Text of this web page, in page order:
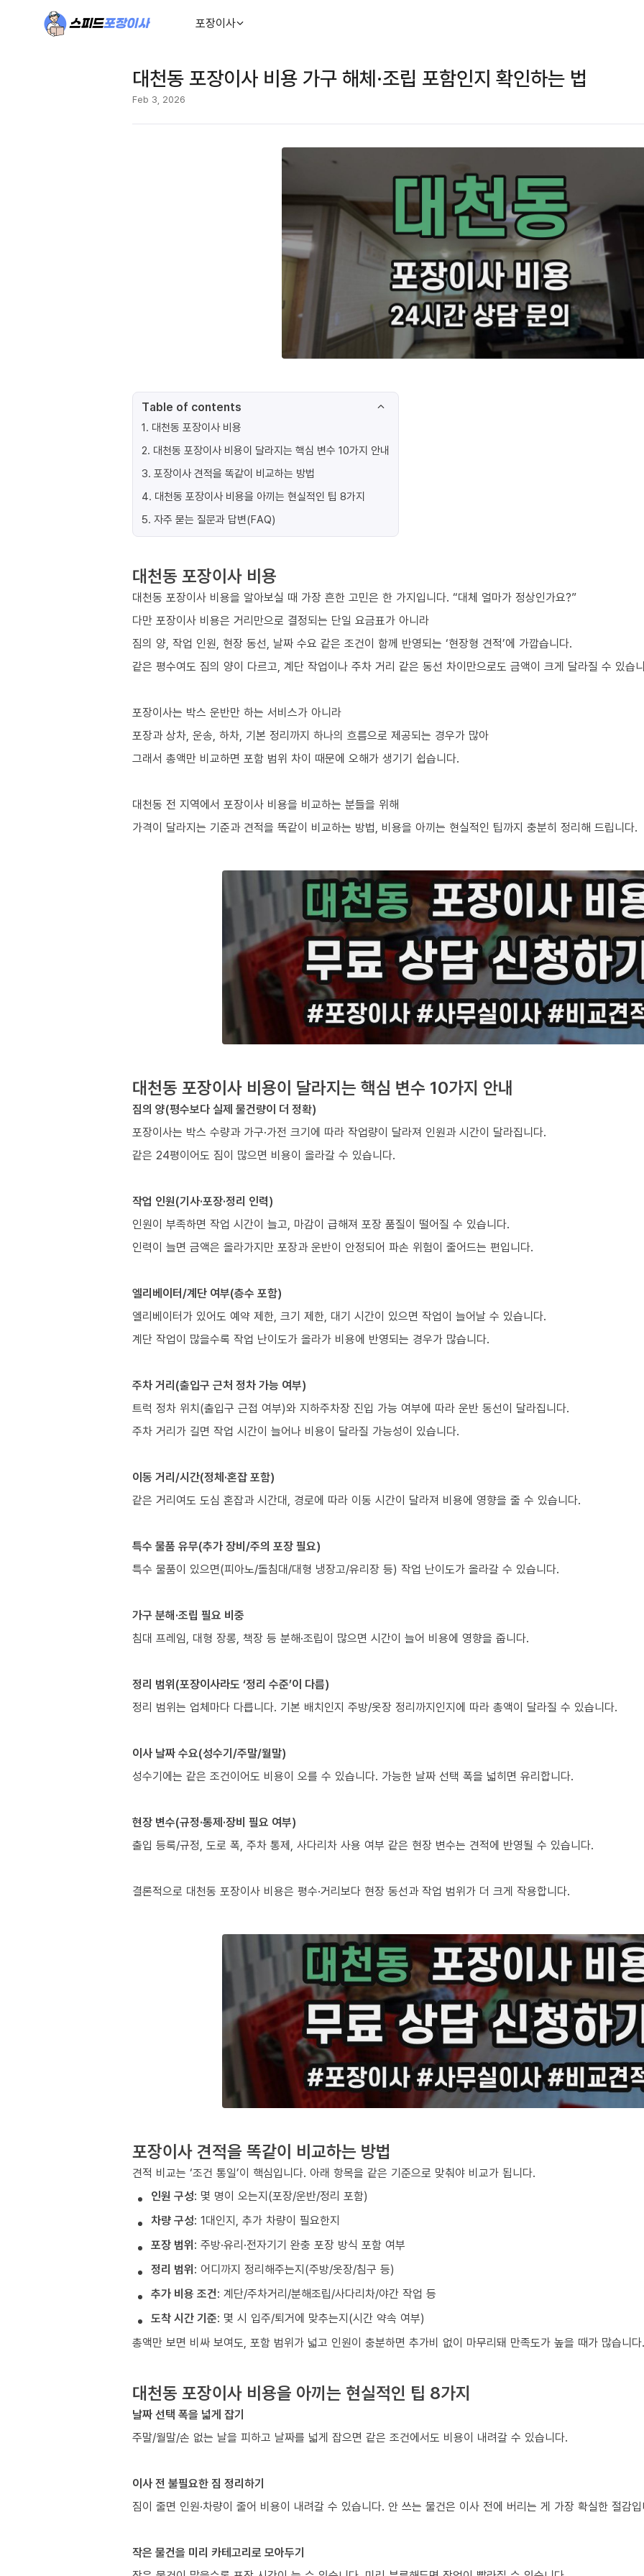
포장이사
대천동 포장이사 비용 가구 해체·조립 포함인지 확인하는 법
Feb 3, 2026
Table of contents
1. 대천동 포장이사 비용
2. 대천동 포장이사 비용이 달라지는 핵심 변수 10가지 안내
3. 포장이사 견적을 똑같이 비교하는 방법
4. 대천동 포장이사 비용을 아끼는 현실적인 팁 8가지
5. 자주 묻는 질문과 답변(FAQ)
대천동 포장이사 비용
대천동 포장이사 비용을 알아보실 때 가장 흔한 고민은 한 가지입니다. “대체 얼마가 정상인가요?”
다만 포장이사 비용은 거리만으로 결정되는 단일 요금표가 아니라
짐의 양, 작업 인원, 현장 동선, 날짜 수요 같은 조건이 함께 반영되는 ‘현장형 견적’에 가깝습니다.
같은 평수여도 짐의 양이 다르고, 계단 작업이나 주차 거리 같은 동선 차이만으로도 금액이 크게 달라질 수 있습
포장이사는 박스 운반만 하는 서비스가 아니라
포장과 상차, 운송, 하차, 기본 정리까지 하나의 흐름으로 제공되는 경우가 많아
그래서 총액만 비교하면 포함 범위 차이 때문에 오해가 생기기 쉽습니다.
대천동 전 지역에서 포장이사 비용을 비교하는 분들을 위해
가격이 달라지는 기준과 견적을 똑같이 비교하는 방법, 비용을 아끼는 현실적인 팁까지 충분히 정리해 드립니다.
대천동 포장이사 비용이 달라지는 핵심 변수 10가지 안내
짐의 양(평수보다 실제 물건량이 더 정확)
포장이사는 박스 수량과 가구·가전 크기에 따라 작업량이 달라져 인원과 시간이 달라집니다.
같은 24평이어도 짐이 많으면 비용이 올라갈 수 있습니다.
작업 인원(기사·포장·정리 인력)
인원이 부족하면 작업 시간이 늘고, 마감이 급해져 포장 품질이 떨어질 수 있습니다.
인력이 늘면 금액은 올라가지만 포장과 운반이 안정되어 파손 위험이 줄어드는 편입니다.
엘리베이터/계단 여부(층수 포함)
엘리베이터가 있어도 예약 제한, 크기 제한, 대기 시간이 있으면 작업이 늘어날 수 있습니다.
계단 작업이 많을수록 작업 난이도가 올라가 비용에 반영되는 경우가 많습니다.
주차 거리(출입구 근처 정차 가능 여부)
트럭 정차 위치(출입구 근접 여부)와 지하주차장 진입 가능 여부에 따라 운반 동선이 달라집니다.
주차 거리가 길면 작업 시간이 늘어나 비용이 달라질 가능성이 있습니다.
이동 거리/시간(정체·혼잡 포함)
같은 거리여도 도심 혼잡과 시간대, 경로에 따라 이동 시간이 달라져 비용에 영향을 줄 수 있습니다.
특수 물품 유무(추가 장비/주의 포장 필요)
특수 물품이 있으면(피아노/돌침대/대형 냉장고/유리장 등) 작업 난이도가 올라갈 수 있습니다.
가구 분해·조립 필요 비중
침대 프레임, 대형 장롱, 책장 등 분해·조립이 많으면 시간이 늘어 비용에 영향을 줍니다.
정리 범위(포장이사라도 ‘정리 수준’이 다름)
정리 범위는 업체마다 다릅니다. 기본 배치인지 주방/옷장 정리까지인지에 따라 총액이 달라질 수 있습니다.
이사 날짜 수요(성수기/주말/월말)
성수기에는 같은 조건이어도 비용이 오를 수 있습니다. 가능한 날짜 선택 폭을 넓히면 유리합니다.
현장 변수(규정·통제·장비 필요 여부)
출입 등록/규정, 도로 폭, 주차 통제, 사다리차 사용 여부 같은 현장 변수는 견적에 반영될 수 있습니다.
결론적으로 대천동 포장이사 비용은 평수·거리보다 현장 동선과 작업 범위가 더 크게 작용합니다.
포장이사 견적을 똑같이 비교하는 방법
견적 비교는 ‘조건 통일’이 핵심입니다. 아래 항목을 같은 기준으로 맞춰야 비교가 됩니다.
인원 구성: 몇 명이 오는지(포장/운반/정리 포함)
차량 구성: 1대인지, 추가 차량이 필요한지
포장 범위: 주방·유리·전자기기 완충 포장 방식 포함 여부
정리 범위: 어디까지 정리해주는지(주방/옷장/침구 등)
추가 비용 조건: 계단/주차거리/분해조립/사다리차/야간 작업 등
도착 시간 기준: 몇 시 입주/퇴거에 맞추는지(시간 약속 여부)
총액만 보면 비싸 보여도, 포함 범위가 넓고 인원이 충분하면 추가비 없이 마무리돼 만족도가 높을 때가 많습니다.
대천동 포장이사 비용을 아끼는 현실적인 팁 8가지
날짜 선택 폭을 넓게 잡기
주말/월말/손 없는 날을 피하고 날짜를 넓게 잡으면 같은 조건에서도 비용이 내려갈 수 있습니다.
이사 전 불필요한 짐 정리하기
짐이 줄면 인원·차량이 줄어 비용이 내려갈 수 있습니다. 안 쓰는 물건은 이사 전에 버리는 게 가장 확실한 절감
작은 물건을 미리 카테고리로 모아두기